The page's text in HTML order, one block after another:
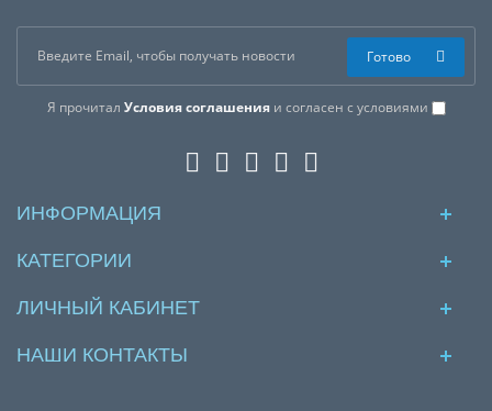
Я прочитал Условия соглашенияи согласен с условиями
Готово
ИНФОРМАЦИЯ
КАТЕГОРИИ
ЛИЧНЫЙ КАБИНЕТ
НАШИ КОНТАКТЫ